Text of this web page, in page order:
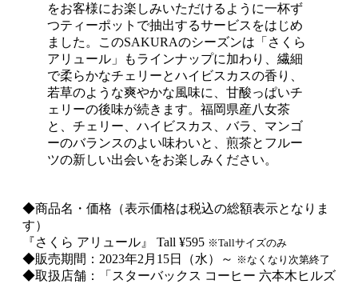
をお客様にお楽しみいただけるように一杯ず
つティーポットで抽出するサービスをはじめ
ました。このSAKURAのシーズンは「さくら
アリュール」もラインナップに加わり、繊細
で柔らかなチェリーとハイビスカスの香り、
若草のような爽やかな風味に、甘酸っぱいチ
ェリーの後味が続きます。福岡県産八女茶
と、チェリー、ハイビスカス、バラ、マンゴ
ーのバランスのよい味わいと、煎茶とフルー
ツの新しい出会いをお楽しみください。
◆商品名・価格（表示価格は税込の総額表示となりま
す）
『さくら アリュール』 Tall ¥595 ※Tallサイズのみ
◆販売期間：2023年2月15日（水）～ ※なくなり次第終了
◆取扱店舗：「スターバックス コーヒー 六本木ヒルズ